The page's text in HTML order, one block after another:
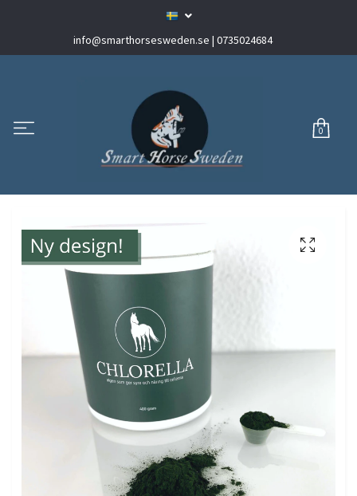
info@smarthorsesweden.se | 0735024684
0